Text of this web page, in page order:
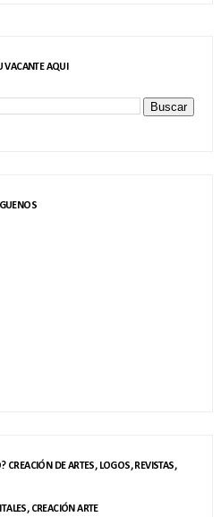
VACANTE AQUI
CREACIÓN DE ARTES, LOGOS, REVISTAS,
CREACIÓN ARTE